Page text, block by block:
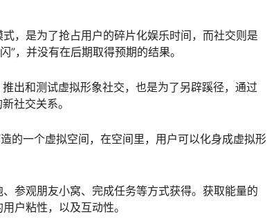
，是为了抢占用户的碎片化娱乐时间，而社交则是
，并没有在后期取得预期的结果。
出和测试虚拟形象社交，也是为了另辟蹊径，通过
社交关系。
的一个虚拟空间，在空间里，用户可以化身成虚拟形
参观朋友小窝、完成任务等方式获得。获取能量的
户粘性，以及互动性。